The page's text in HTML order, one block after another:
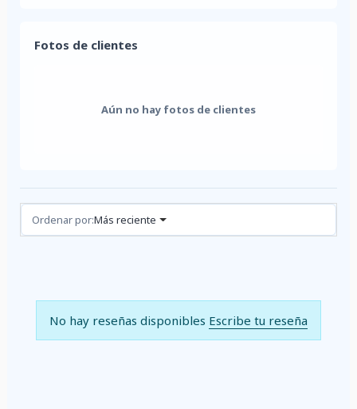
Fotos de clientes
Aún no hay fotos de clientes
Reseñas (0)
Ordenar por:Más reciente
No hay reseñas disponibles Escribe tu reseña